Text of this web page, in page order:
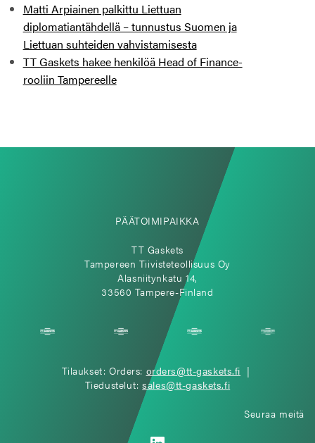
Matti Arpiainen palkittu Liettuan
diplomatiantähdellä – tunnustus Suomen ja
Liettuan suhteiden vahvistamisesta
TT Gaskets hakee henkilöä Head of Finance-
rooliin Tampereelle
PÄÄTOIMIPAIKKA
TT Gaskets
Tampereen Tiivisteteollisuus Oy
Alasniitynkatu 14,
33560 Tampere-Finland
Tilaukset: Orders: orders@tt-gaskets.fi |
Tiedustelut:sales@tt-gaskets.fi
Seuraa meitä